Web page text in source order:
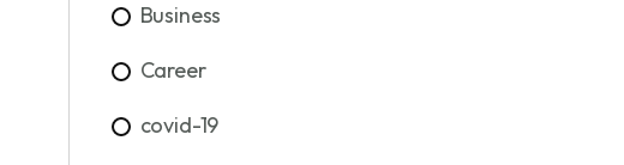
Business
Career
covid-19